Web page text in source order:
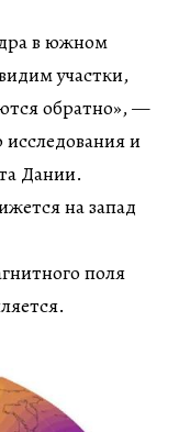
в южном
участки,
обратно», —
и
Дании.
на запад
поля